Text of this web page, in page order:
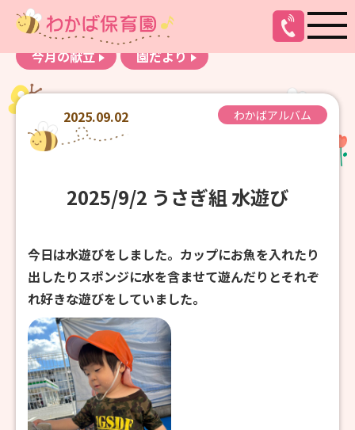
お知らせ
わかばアルバム
今月の献立
園だより
2025.09.02 わかばアルバム
2025/9/2 うさぎ組 水遊び
今日は水遊びをしました。カップにお魚を入れたり
出したりスポンジに水を含ませて遊んだりとそれぞ
れ好きな遊びをしていました。